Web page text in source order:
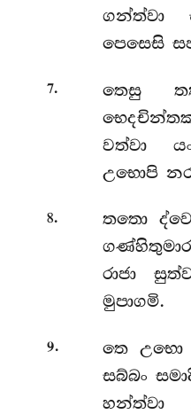
ගන්ත්වා
පෙසෙසි
7.
තෙසු
වත්වා
උභොපි
8. තතො
රාජා
මුපාගමි.
9.
තෙ උභො
සබ්බං
හන්ත්වා